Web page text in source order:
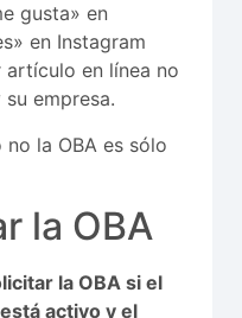
gusta» en
en Instagram
artículo en línea no
empresa.
la OBA es sólo
la OBA
la OBA si el
activo y el